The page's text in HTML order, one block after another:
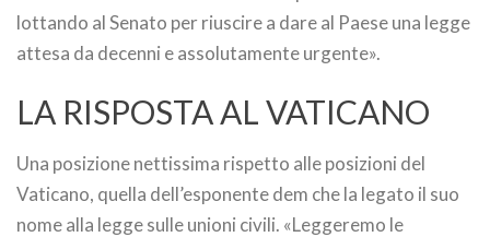
lottando al Senato per riuscire a dare al Paese una legge
attesa da decenni e assolutamente urgente».
LA RISPOSTA AL VATICANO
Una posizione nettissima rispetto alle posizioni del
Vaticano, quella dell’esponente dem che la legato il suo
nome alla legge sulle unioni civili. «Leggeremo le